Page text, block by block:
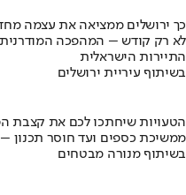
כך ירושלים ממציאה את עצמה
לא רק קודש – המהפכה
התיירות הישראלית
בשיתוף עיריית ירושלים
הטעויות שיחתכו לכם את קצבת
ממשיכת כספים ועד חוסר תכנון
בשיתוף מנורה מבטחים